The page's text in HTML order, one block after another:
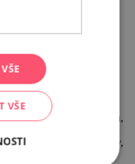
jednom. Tady pivem žijí.
restauracích a bistrech,
barech a nových
skvělé chuťové zážitky,
a autentickou
VŠE